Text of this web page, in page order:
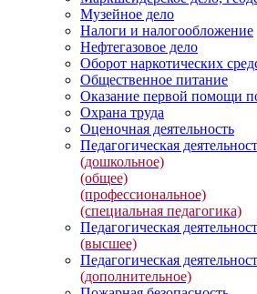
Музейное дело
Налоги и налогообложение
Нефтегазовое дело
Оборот наркотических
Общественное питание
Оказание первой помощи
Охрана труда
Оценочная деятельность
Педагогическая
(дошкольное)
(общее)
(профессиональное)
(специальная педагогика)
Педагогическая
(высшее)
Педагогическая
(дополнительное)